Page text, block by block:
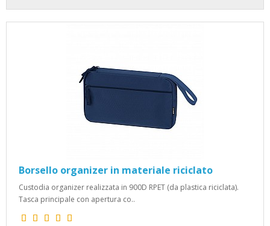
Borsello organizer in materiale riciclato
Custodia organizer realizzata in 900D RPET (da plastica riciclata).
Tasca principale con apertura co..